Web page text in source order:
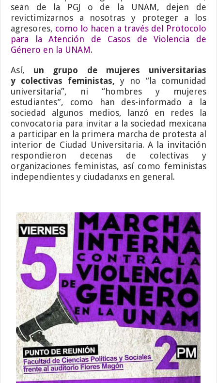
sean de la PGJ o de la UNAM, dejen de
revictimizarnos a nosotras y proteger a los
agresores, como lo hacen a través del Protocolo
para la Atención de Casos de Violencia de
Género en la UNAM.
Así, un grupo de
mujeres universitarias
y colectivas feministas, y no “la comunidad
universitaria”, ni “hombres y mujeres
estudiantes”, como han des-informado a la
sociedad algunos medios, lanzó en redes la
convocatoria para invitar a la sociedad mexicana
a participar en la primera marcha de protesta al
interior de Ciudad Universitaria. A la invitación
respondieron decenas de colectivas y
organizaciones feministas, así como feministas
independientes y ciudadanxs en general.